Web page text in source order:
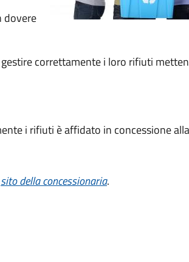
dovere
correttamente i loro rifiuti
i rifiuti è affidato in concessione
sito della concessionaria.